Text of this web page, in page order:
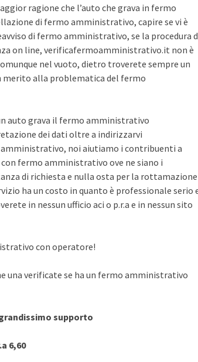
ragione che l’auto che grava in fermo
di fermo amministrativo, capire se vi è
di fermo amministrativo, se la procedura
on line, verificafermoamministrativo.it non è
nel vuoto, dietro troverete sempre un
merito alla problematica del fermo
auto grava il fermo amministrativo
dei dati oltre a indirizzarvi
noi aiutiamo i contribuenti a
fermo amministrativo ove ne siano i
di richiesta e nulla osta per la rottamazione
ha un costo in quanto è professionale serio
in nessun ufficio aci o p.r.a e in nessun sito
con operatore!
una verificate se ha un fermo amministrativo
supporto
6,60